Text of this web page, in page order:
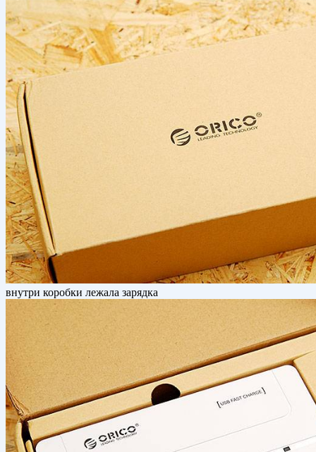
внутри коробки лежала зарядка